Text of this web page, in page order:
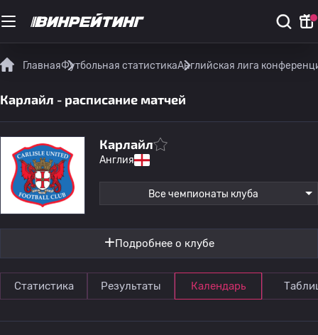
ГлавнаяФутбольная статистикаАнглийская лига
Карлайл - расписание матчей
Карлайл
Англия
Все чемпионаты клуба
Подробнее о клубе
Статистика Результаты Календарь